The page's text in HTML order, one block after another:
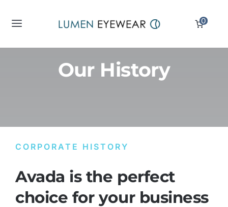
Toggle
Navigation
0
Our History
CORPORATE HISTORY
Avada is the perfect
choice for your business